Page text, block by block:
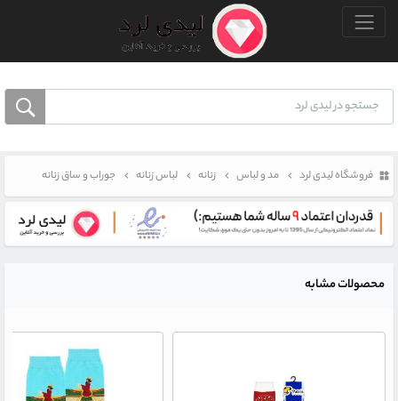
منو بالا
فروشگاه لیدی لرد مد و لباس زنانه لباس زنانه جوراب و ساق زنانه
محصولات مشابه